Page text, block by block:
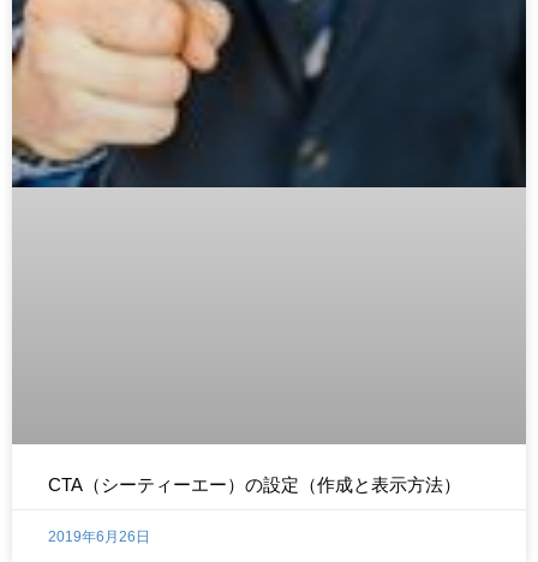
CTA（シーティーエー）の設定（作成と表示方法）
2019年6月26日